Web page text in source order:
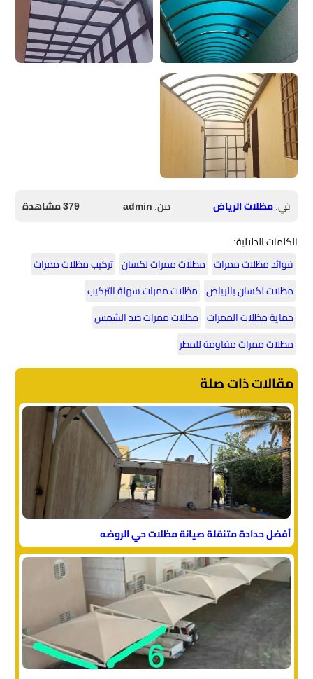
في:مظلات الرياض من:admin
379 مشاهدة
الكلمات الدلالية:
فوائد مظلات ممرات مظلات ممرات لكسان تركيب مظلات ممرات
مظلات لكسان بالرياض مظلات ممرات سهلة التركيب
حماية مظلات الممرات مظلات ممرات ضد الشمس
مظلات ممرات مقاومة للمطر
مقالات ذات صلة
أفضل حدادة متنقلة صيانة مظلات حي الروضه